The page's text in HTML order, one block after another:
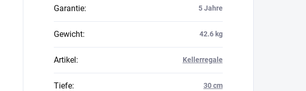
Garantie: 5 Jahre
Gewicht: 42.6 kg
Artikel: Kellerregale
Tiefe: 30 cm